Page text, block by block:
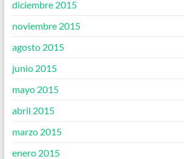
diciembre 2015
noviembre 2015
agosto 2015
junio 2015
mayo 2015
abril 2015
marzo 2015
enero 2015